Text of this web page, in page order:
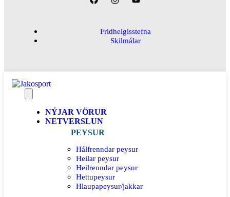
Fridhelgisstefna
Skilmálar
NÝJAR VÖRUR
NETVERSLUN
PEYSUR
Hálfrenndar peysur
Heilar peysur
Heilrenndar peysur
Hettupeysur
Hlaupapeysur/jakkar